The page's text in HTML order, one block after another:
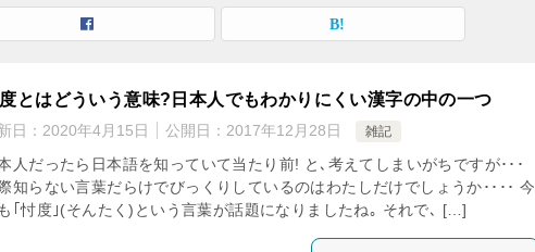
とはどういう意味?日本人でもわかりにくい漢字の中の一つ
日： 2020年4月15日 公開日： 2017年12月28日 雑記
人だったら日本語を知っていて当たり前! と､考えてしまいがちですが･･･
知らない言葉だらけでびっくりしているのはわたしだけでしょうか････ 今
｢忖度｣(そんたく)という言葉が話題になりましたね｡ それで､ […]